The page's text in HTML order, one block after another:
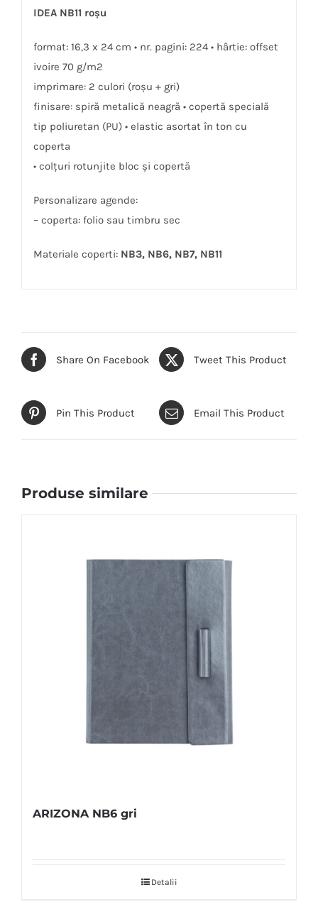
IDEA NB11 roșu
format: 16,3 x 24 cm • nr. pagini: 224 • hârtie: offset
ivoire 70 g/m2
imprimare: 2 culori (roșu + gri)
finisare: spiră metalică neagră • copertă specială
tip poliuretan (PU) • elastic asortat în ton cu
coperta
• colţuri rotunjite bloc și copertă
Personalizare agende:
– coperta: folio sau timbru sec
Materiale coperti: NB3, NB6, NB7, NB11
Share On Facebook Tweet This Product
Pin This Product Email This Product
Produse similare
ARIZONA NB6 gri
Detalii